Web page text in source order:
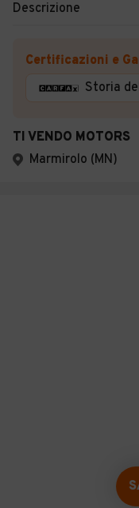
Descrizione
Certificazioni e
Storia
TI VENDO MOTORS
Marmirolo (MN)